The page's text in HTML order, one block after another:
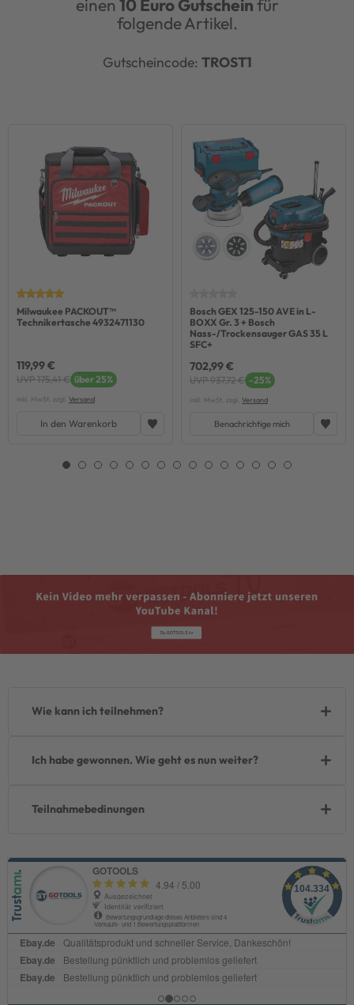
einen 10 Euro Gutscheinfür
folgende Artikel.
Gutscheincode: TROST1
Milwaukee PACKOUT™
Technikertasche 4932471130
119,99 €
UVP 175,41 € über 25%
inkl. MwSt. zzgl. Versand
In den Warenkorb
Bosch GEX 125-150 AVE in L-
BOXX Gr. 3 + Bosch
Nass-/Trockensauger GAS 35 L
SFC+
702,99 €
UVP 937,72 € -25%
inkl. MwSt. zzgl. Versand
Benachrichtige mich
Wie kann ich teilnehmen?
Ich habe gewonnen. Wie geht es nun weiter?
Teilnahmebedinungen